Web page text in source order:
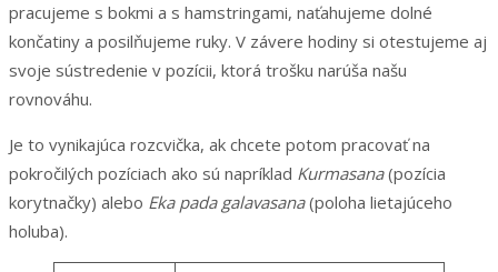
pracujeme s bokmi a s hamstringami, naťahujeme dolné
končatiny a posilňujeme ruky. V závere hodiny si otestujeme aj
svoje sústredenie v pozícii, ktorá trošku narúša našu
rovnováhu.
Je to vynikajúca rozcvička, ak chcete potom pracovať na
pokročilých pozíciach ako sú napríklad Kurmasana(pozícia
korytnačky) alebo Eka pada galavasana(poloha lietajúceho
holuba).